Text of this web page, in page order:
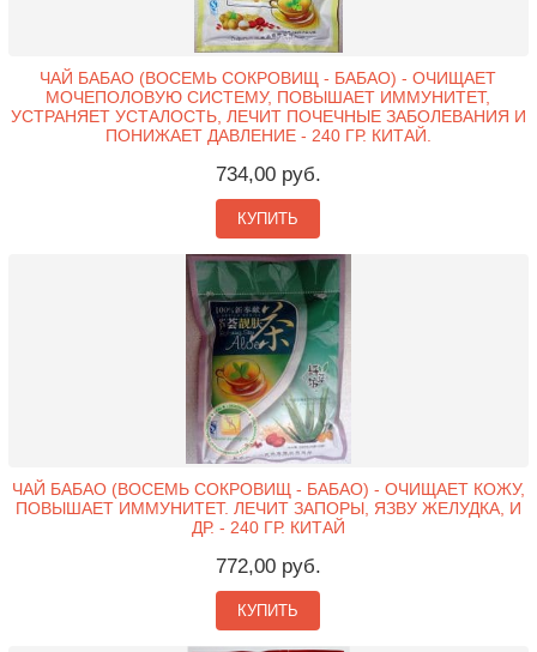
ЧАЙ БАБАО (ВОСЕМЬ СОКРОВИЩ - БАБАО) - ОЧИЩАЕТ
МОЧЕПОЛОВУЮ СИСТЕМУ, ПОВЫШАЕТ ИММУНИТЕТ,
УСТРАНЯЕТ УСТАЛОСТЬ, ЛЕЧИТ ПОЧЕЧНЫЕ ЗАБОЛЕВАНИЯ И
ПОНИЖАЕТ ДАВЛЕНИЕ - 240 ГР. КИТАЙ.
734,00 руб.
КУПИТЬ
ЧАЙ БАБАО (ВОСЕМЬ СОКРОВИЩ - БАБАО) - ОЧИЩАЕТ КОЖУ,
ПОВЫШАЕТ ИММУНИТЕТ. ЛЕЧИТ ЗАПОРЫ, ЯЗВУ ЖЕЛУДКА, И
ДР. - 240 ГР. КИТАЙ
772,00 руб.
КУПИТЬ